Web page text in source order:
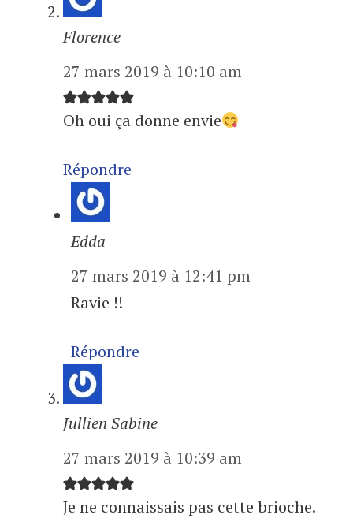
Florence
27 mars 2019 à 10:10 am
Oh oui ça donne envie
Répondre
Edda
27 mars 2019 à 12:41 pm
Ravie !!
Répondre
Jullien Sabine
27 mars 2019 à 10:39 am
Je ne connaissais pas cette brioche.